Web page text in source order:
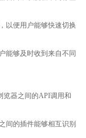
以便用户能够快速切换
能够及时收到来自不同
览器之间的API调用和
间的插件能够相互识别